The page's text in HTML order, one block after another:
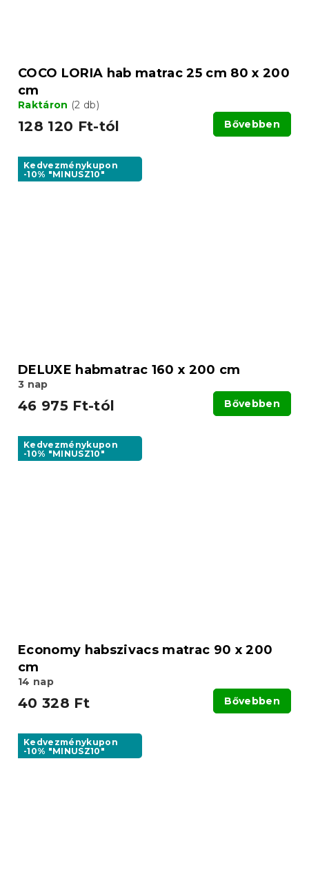
COCO LORIA hab matrac 25 cm 80 x 200
cm
Raktáron (2 db)
128 120 Ft-tól Bővebben
Kedvezménykupon
-10% "MINUSZ10"
DELUXE habmatrac 160 x 200 cm
3 nap
46 975 Ft-tól Bővebben
Kedvezménykupon
-10% "MINUSZ10"
Economy habszivacs matrac 90 x 200
cm
14 nap
40 328 Ft Bővebben
Kedvezménykupon
-10% "MINUSZ10"